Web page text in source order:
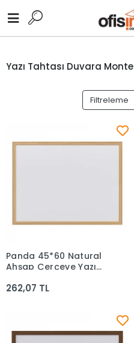
Yazı Tahtası Duvara Monte
Filtreleme
Sepete Ekle
Panda 45*60 Natural
Ahşap Çerçeve Yazı
262,07 TL